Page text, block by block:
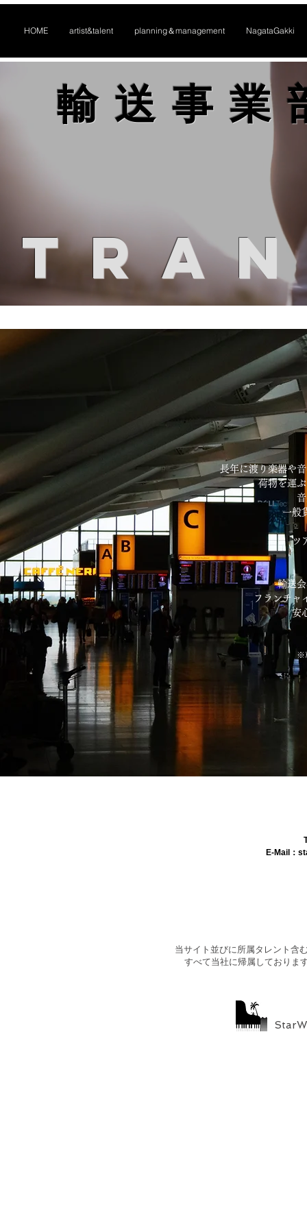
HOME artist&talent planning＆management NagataGakki
輸送事業
長年に渡り楽器や
荷物を運
一般
ツ
輸送
フランチャ
安
※
E-Mail：
当サイト並びに所属タレント含
すべて当社に帰属しておりま